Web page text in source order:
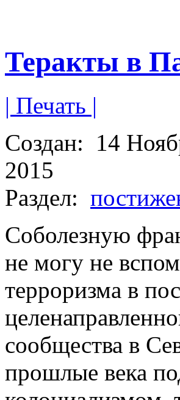
Теракты в
| Печать |
Создан:
14
2015
Раздел:
Соболезную
не могу не
терроризма в
сообщества в
прошлые века